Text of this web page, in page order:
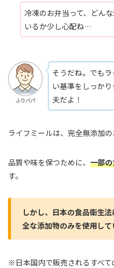
冷凍のお弁当って、どん
いるか少し心配ね…
ふりパパ
そうだね。でも
い基準をしっか
夫だよ！
ライフミールは、完全無添加
品質や味を保つために、 一部
す。
しかし、日本の食品衛生
全な添加物のみを使用して
※日本国内で販売されるすべ